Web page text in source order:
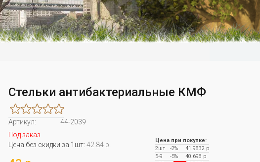
Стельки антибактериальные КМФ
Артикул:
44-2039
Под заказ
Цена без скидки за 1шт: 42.84 р.
Цена при покупке:
2шт
-2%
41.9832 р
5-9
-5%
40.698 р